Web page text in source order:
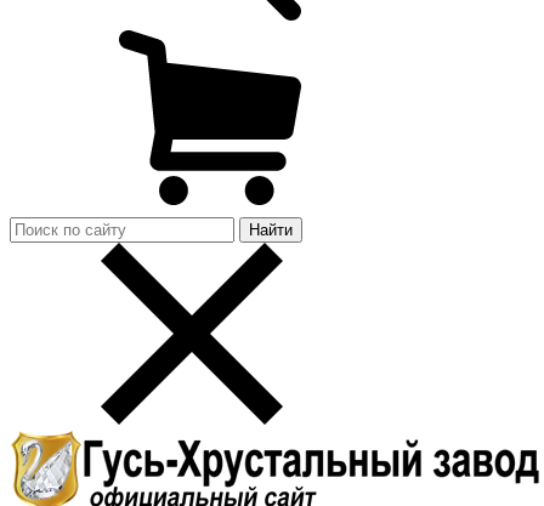
Найти